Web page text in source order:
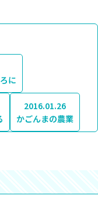
に
2016.01.26
かごんまの農業